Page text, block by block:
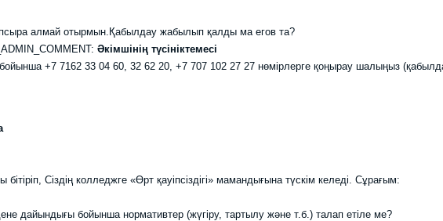
алмай отырмын.Қабылдау жабылып қалды ма егов та?
Әкімшінің түсініктемесі
бойынша +7 7162 33 04 60, 32 62 20, +7 707 102 27 27 нөмірлерге қоңырау шалыңыз
Сіздің колледжге «Өрт қауіпсіздігі» мамандығына түскім келеді. Сұрағым:
дайындығы бойынша нормативтер (жүгіру, тартылу және т.б.) талап етіле ме?